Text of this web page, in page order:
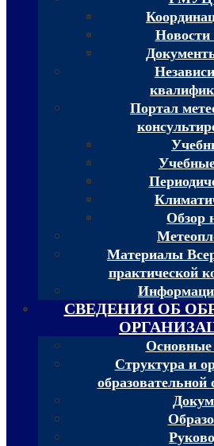
Портал
Обзор
Материалы
практической
СВЕДЕНИЯ ОБ
Основные
Структура и
образовательной